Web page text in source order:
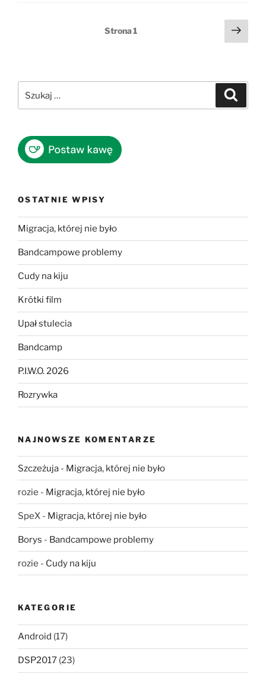
Strona1
OSTATNIE WPISY
Migracja, której nie było
Bandcampowe problemy
Cudy na kiju
Krótki film
Upał stulecia
Bandcamp
P.I.W.O. 2026
Rozrywka
NAJNOWSZE KOMENTARZE
Szczeżuja - Migracja, której nie było
rozie - Migracja, której nie było
SpeX - Migracja, której nie było
Borys - Bandcampowe problemy
rozie - Cudy na kiju
KATEGORIE
Android (17)
DSP2017 (23)